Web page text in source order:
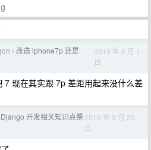
› 改选 iphone7p 还是
2019 年 4 月 1
日
7 现在其实跟 7p 差距用起来没什么差
开发相关知识点整2019 年 3 月 25
日